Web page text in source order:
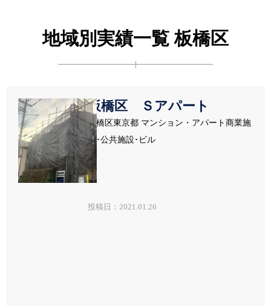
地域別実績一覧 板橋区
板橋区 Ｓアパート
板橋区東京都 マンション・アパート商業施
設･公共施設･ビル
投稿日：2021.01.26